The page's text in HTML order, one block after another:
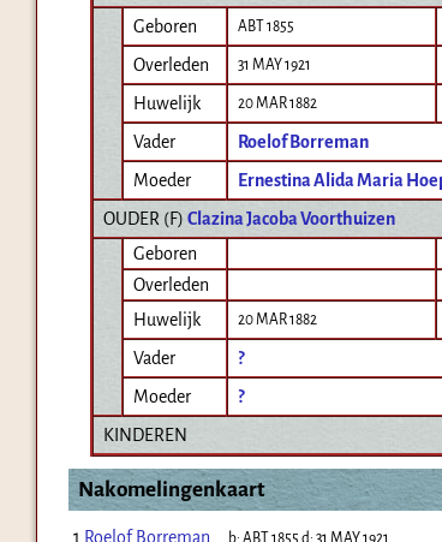
Geboren
ABT 1855
Overleden
31 MAY 1921
Huwelijk
20 MAR 1882
Vader
Roelof Borreman
Moeder
Ernestina Alida Maria
OUDER (F) Clazina Jacoba Voorthuizen
Geboren
Overleden
Huwelijk
20 MAR 1882
Vader
?
Moeder
?
KINDEREN
Nakomelingenkaart
1 Roelof Borreman b: ABT 1855 d: 31 MAY 1921